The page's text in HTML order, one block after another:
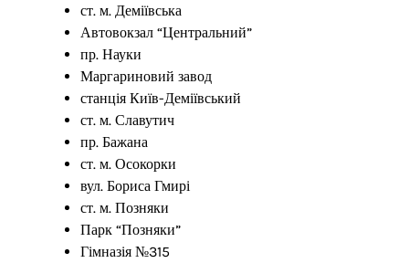
ст. м. Деміївська
Автовокзал “Центральний”
пр. Науки
Маргариновий завод
станція Київ-Деміївський
ст. м. Славутич
пр. Бажана
ст. м. Осокорки
вул. Бориса Гмирі
ст. м. Позняки
Парк “Позняки”
Гімназія №315